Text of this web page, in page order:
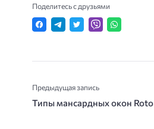
Поделитесь с друзьями
Предыдущая запись
Типы мансардных окон Roto